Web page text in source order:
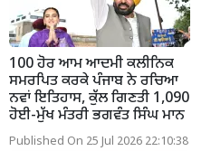
100 ਹੋਰ ਆਮ ਆਦਮੀ ਕਲੀਨਿਕ
ਸਮਰਪਿਤ ਕਰਕੇ ਪੰਜਾਬ ਨੇ ਰਚਿਆ
ਨਵਾਂ ਇਤਿਹਾਸ, ਕੁੱਲ ਗਿਣਤੀ 1,090
ਹੋਈ-ਮੁੱਖ ਮੰਤਰੀ ਭਗਵੰਤ ਸਿੰਘ ਮਾਨ
Published On 25 Jul 2026 22:10:38